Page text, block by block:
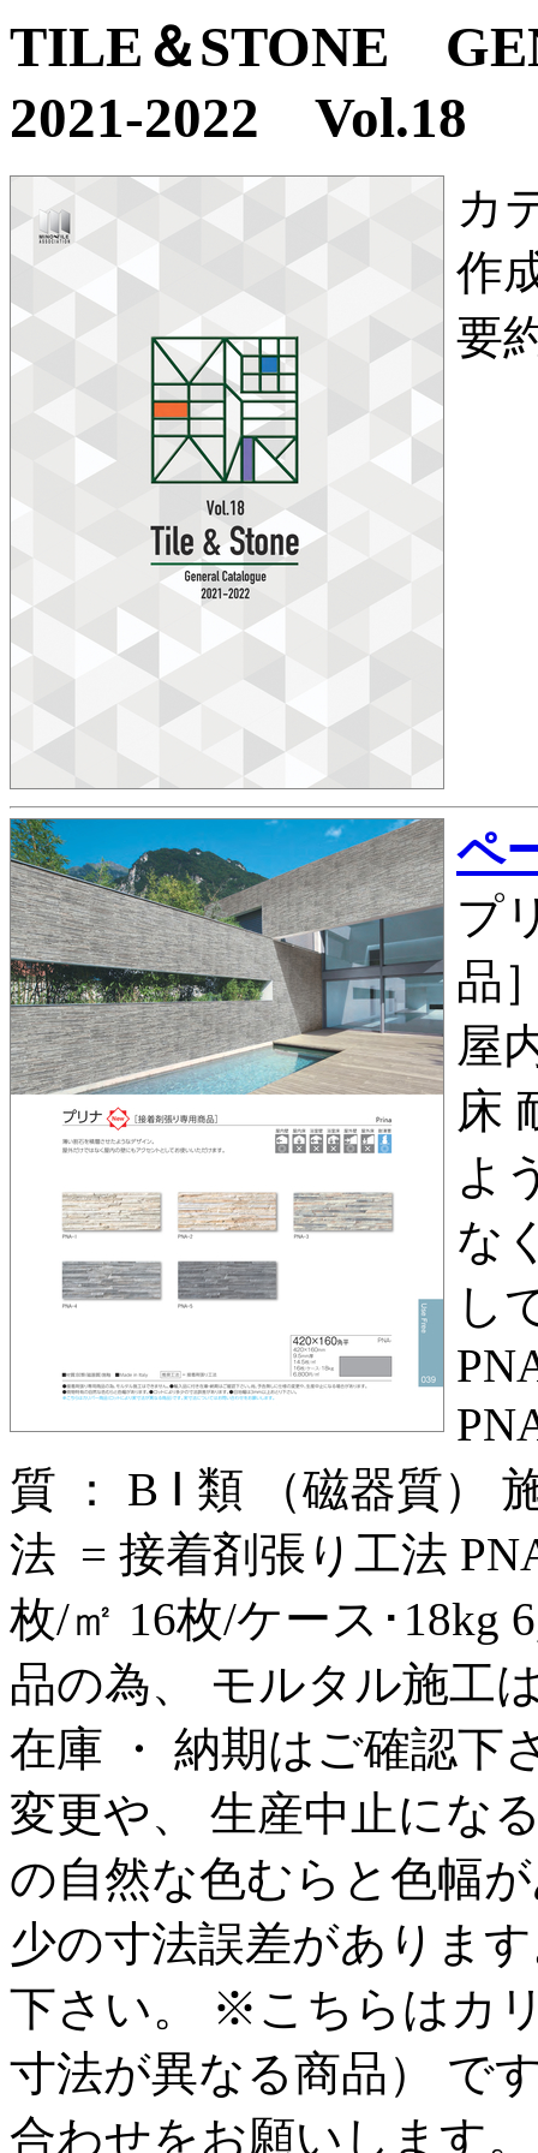
TILE＆STONE
2021-2022 Vol.18
カ
作
要
ペ
プ
品
屋
床
よ
な
し
質 ： B Ⅰ 類 （磁器質）
法 = 接着剤張り工法
枚/㎡ 16枚/ケース･18kg
品の為、 モルタル施工
在庫 ・ 納期はご確認下
変更や、 生産中止にな
の自然な色むらと色幅
少の寸法誤差がありま
下さい。 ※こちらはカ
寸法が異なる商品） で
合わせをお願いします